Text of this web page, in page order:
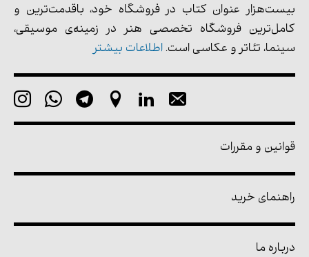
بیست‌هزار عنوان کتاب در فروشگاه خود، باقدمت‌ترین و
کامل‌ترین فروشگاه تخصصی هنر در زمینه‌ی موسیقی،
سینما، تئاتر و عکاسی است. اطلاعات بیشتر
قوانین و مقررات
راهنمای خرید
درباره ما